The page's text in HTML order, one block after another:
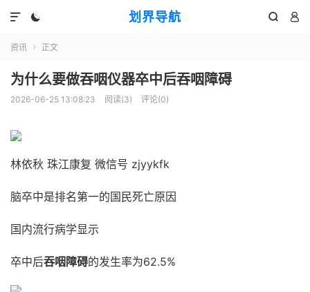
划界导航
  

资讯  正文
为什么要做吞咽仪器卒中后吞咽障碍
2026-06-25 13:08:23 阅读(3) 评论(0)
林依秋 珠江康复 微信号 zjyykfk
脑卒中是排名第一的国民死亡原因
国内流行病学显示
卒中后吞咽障碍的发生率为62.5%